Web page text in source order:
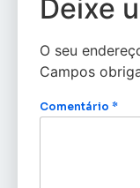
Deixe
O seu
Campos
Comentário *